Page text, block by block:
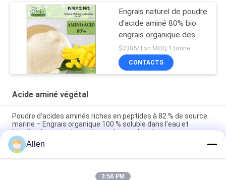
Engrais naturel de poudre
d'acide aminé 80% bio
engrais organique des
usines
$2385/Ton MOQ:1 tonne
CONTACTS
Acide aminé végétal
Poudre d'acides aminés riches en peptides à 82 % de source
marine – Engrais organique 100 % soluble dans l'eau et
biostimulant pour les cultures de grande valeur
Amélioration de la croissance et de la nutrition des plantes
par les acides aminés pour une production végétale optimale
Allen
3:56 PM